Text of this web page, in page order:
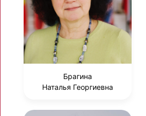
Брагина
Наталья Георгиевна